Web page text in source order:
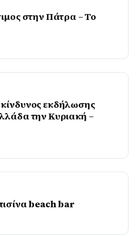
στην Πάτρα – Το
εκδήλωσης
την Κυριακή –
beach bar